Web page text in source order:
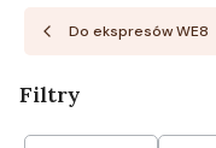
Do ekspresów WE8
Filtry